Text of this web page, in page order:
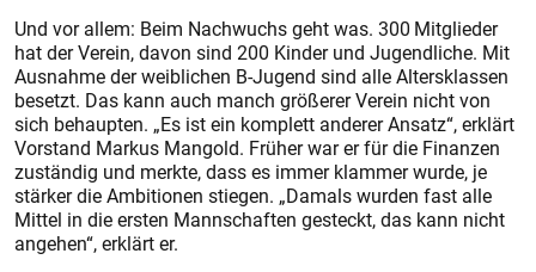
Und vor allem: Beim Nachwuchs geht was. 300 Mitglieder
hat der Verein, davon sind 200 Kinder und Jugendliche. Mit
Ausnahme der weiblichen B-Jugend sind alle Altersklassen
besetzt. Das kann auch manch größerer Verein nicht von
sich behaupten. „Es ist ein komplett anderer Ansatz“, erklärt
Vorstand Markus Mangold. Früher war er für die Finanzen
zuständig und merkte, dass es immer klammer wurde, je
stärker die Ambitionen stiegen. „Damals wurden fast alle
Mittel in die ersten Mannschaften gesteckt, das kann nicht
angehen“, erklärt er.